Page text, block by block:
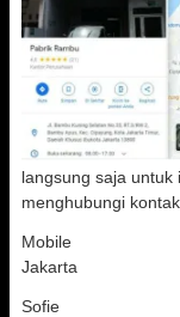
langsung saja untuk
menghubungi
Mobile
Jakarta
Sofie